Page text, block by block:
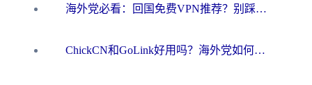
海外党必看：回国免费VPN推荐？别踩坑！教你选对加速器无缝刷国内资源
ChickCN和GoLink好用吗？海外党如何选对回国加速器